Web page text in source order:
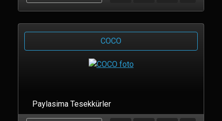
COCO
Paylasima Tesekkürler